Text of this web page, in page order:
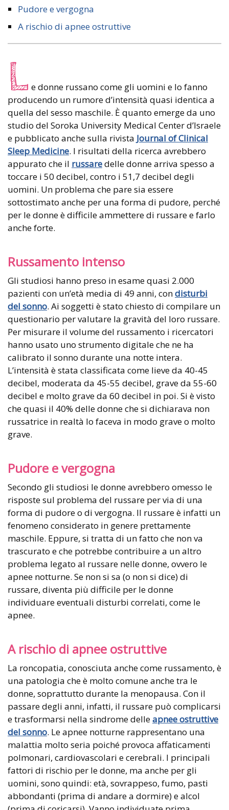
Pudore e vergogna
A rischio di apnee ostruttive
L e donne russano come gli uomini e lo fanno
producendo un rumore d’intensità quasi identica a
quella del sesso maschile. È quanto emerge da uno
studio del Soroka University Medical Center d’Israele
e pubblicato anche sulla rivista Journal of Clinical
Sleep Medicine. I risultati della ricerca avrebbero
appurato che il russaredelle donne arriva spesso a
toccare i 50 decibel, contro i 51,7 decibel degli
uomini. Un problema che pare sia essere
sottostimato anche per una forma di pudore, perché
per le donne è difficile ammettere di russare e farlo
anche forte.
Russamento intenso
Gli studiosi hanno preso in esame quasi 2.000
pazienti con un’età media di 49 anni, condisturbi
del sonno. Ai soggetti è stato chiesto di compilare un
questionario per valutare la gravità del loro russare.
Per misurare il volume del russamento i ricercatori
hanno usato uno strumento digitale che ne ha
calibrato il sonno durante una notte intera.
L’intensità è stata classificata come lieve da 40-45
decibel, moderata da 45-55 decibel, grave da 55-60
decibel e molto grave da 60 decibel in poi. Si è visto
che quasi il 40% delle donne che si dichiarava non
russatrice in realtà lo faceva in modo grave o molto
grave.
Pudore e vergogna
Secondo gli studiosi le donne avrebbero omesso le
risposte sul problema del russare per via di una
forma di pudore o di vergogna. Il russare è infatti un
fenomeno considerato in genere prettamente
maschile. Eppure, si tratta di un fatto che non va
trascurato e che potrebbe contribuire a un altro
problema legato al russare nelle donne, ovvero le
apnee notturne. Se non si sa (o non si dice) di
russare, diventa più difficile per le donne
individuare eventuali disturbi correlati, come le
apnee.
A rischio di apnee ostruttive
La roncopatia, conosciuta anche come russamento, è
una patologia che è molto comune anche tra le
donne, soprattutto durante la menopausa. Con il
passare degli anni, infatti, il russare può complicarsi
e trasformarsi nella sindrome delleapnee ostruttive
del sonno. Le apnee notturne rappresentano una
malattia molto seria poiché provoca affaticamenti
polmonari, cardiovascolari e cerebrali. I principali
fattori di rischio per le donne, ma anche per gli
uomini, sono quindi: età, sovrappeso, fumo, pasti
abbondanti (prima di andare a dormire) e alcol